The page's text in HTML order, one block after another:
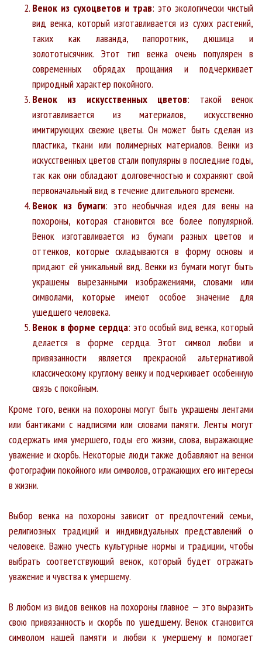
Венок из сухоцветов и трав: это экологически чистый
вид венка, который изготавливается из сухих растений,
таких как лаванда, папоротник, дюшица и
золототысячник. Этот тип венка очень популярен в
современных обрядах прощания и подчеркивает
природный характер покойного.
Венок из искусственных цветов: такой венок
изготавливается из материалов, искусственно
имитирующих свежие цветы. Он может быть сделан из
пластика, ткани или полимерных материалов. Венки из
искусственных цветов стали популярны в последние годы,
так как они обладают долговечностью и сохраняют свой
первоначальный вид в течение длительного времени.
Венок из бумаги: это необычная идея для вены на
похороны, которая становится все более популярной.
Венок изготавливается из бумаги разных цветов и
оттенков, которые складываются в форму основы и
придают ей уникальный вид. Венки из бумаги могут быть
украшены вырезанными изображениями, словами или
символами, которые имеют особое значение для
ушедшего человека.
Венок в форме сердца: это особый вид венка, который
делается в форме сердца. Этот символ любви и
привязанности является прекрасной альтернативой
классическому круглому венку и подчеркивает особенную
связь с покойным.
Кроме того, венки на похороны могут быть украшены лентами
или бантиками с надписями или словами памяти. Ленты могут
содержать имя умершего, годы его жизни, слова, выражающие
уважение и скорбь. Некоторые люди также добавляют на венки
фотографии покойного или символов, отражающих его интересы
в жизни.
Выбор венка на похороны зависит от предпочтений семьи,
религиозных традиций и индивидуальных представлений о
человеке. Важно учесть культурные нормы и традиции, чтобы
выбрать соответствующий венок, который будет отражать
уважение и чувства к умершему.
В любом из видов венков на похороны главное — это выразить
свою привязанность и скорбь по ушедшему. Венок становится
символом нашей памяти и любви к умершему и помогает